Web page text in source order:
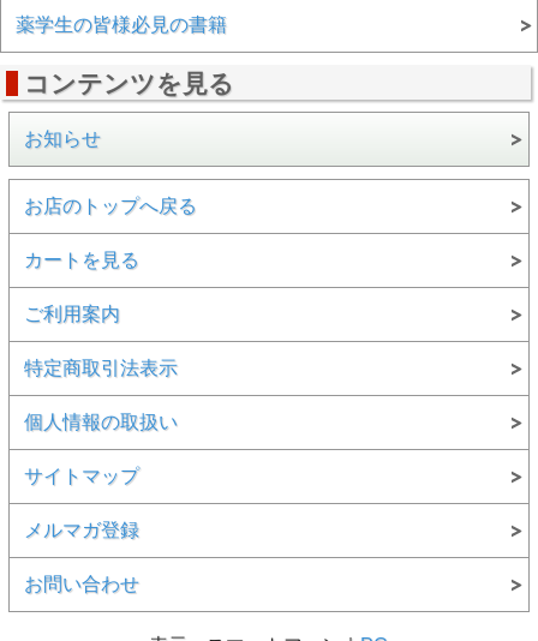
薬学生の皆様必見の書籍
コンテンツを見る
お知らせ
お店のトップへ戻る
カートを見る
ご利用案内
特定商取引法表示
個人情報の取扱い
サイトマップ
メルマガ登録
お問い合わせ